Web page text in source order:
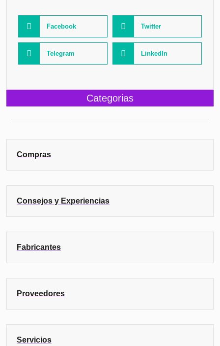
Facebook Twitter
Telegram LinkedIn
Categorias
Compras
Consejos y Experiencias
Fabricantes
Proveedores
Servicios